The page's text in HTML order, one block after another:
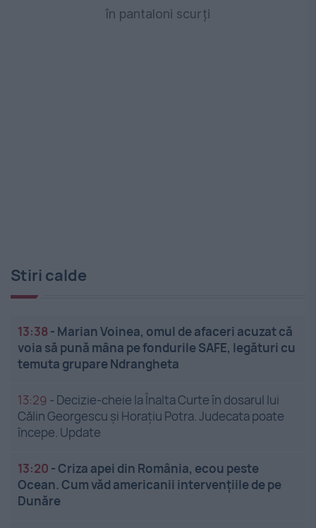
în pantaloni scurți
Stiri calde
13:38 - Marian Voinea, omul de afaceri acuzat că
voia să pună mâna pe fondurile SAFE, legături cu
temuta grupare Ndrangheta
13:29 - Decizie-cheie la Înalta Curte în dosarul lui
Călin Georgescu și Horațiu Potra. Judecata poate
începe. Update
13:20 -Criza apei din România, ecou peste
Ocean. Cum văd americanii intervențiile de pe
Dunăre